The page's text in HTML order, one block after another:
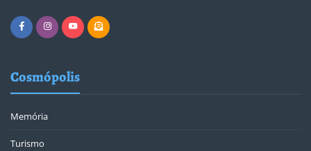
Cosmópolis
Memória
Turismo